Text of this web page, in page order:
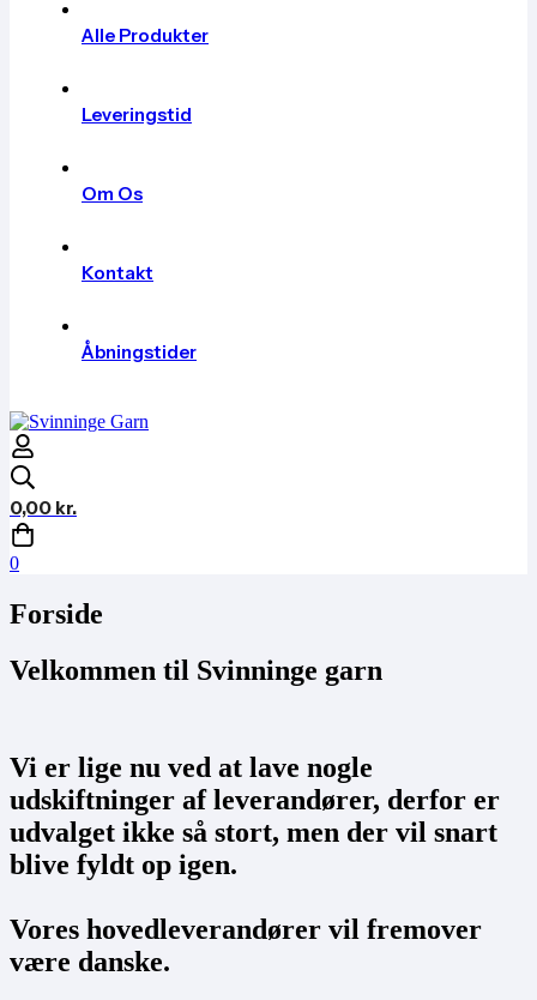
Alle Produkter
Leveringstid
Om Os
Kontakt
Åbningstider
0,00 kr.
0
Forside
Velkommen til Svinninge garn
Vi er lige nu ved at lave nogle
udskiftninger af leverandører, derfor er
udvalget ikke så stort, men der vil snart
blive fyldt op igen.
Vores hovedleverandører vil fremover
være danske.